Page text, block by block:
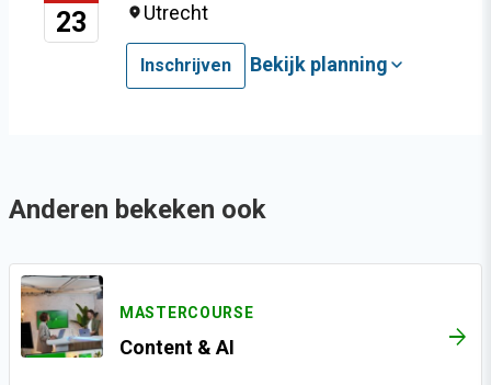
23
Utrecht
Inschrijven Bekijk planning
Anderen bekeken ook
MASTERCOURSE
Content & AI ARROW_FORWARD